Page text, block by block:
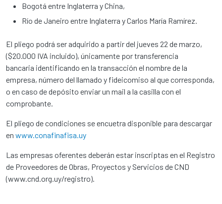
Bogotá entre Inglaterra y China,
Río de Janeiro entre Inglaterra y Carlos María Ramírez.
El pliego podrá ser adquirido a partir del jueves 22 de marzo,
($20.000 IVA incluido), únicamente por transferencia
bancaria identificando en la transacción el nombre de la
empresa, número del llamado y fideicomiso al que corresponda,
o en caso de depósito enviar un mail a la casilla con el
comprobante.
El pliego de condiciones se encuetra disponible para descargar
en www.conafinafisa.uy
Las empresas oferentes deberán estar inscriptas en el Registro
de Proveedores de Obras, Proyectos y Servicios de CND
(www.cnd.org.uy/registro).